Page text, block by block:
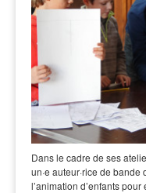
Dans le cadre de ses
un·e auteur·rice de
l’animation d’enfants